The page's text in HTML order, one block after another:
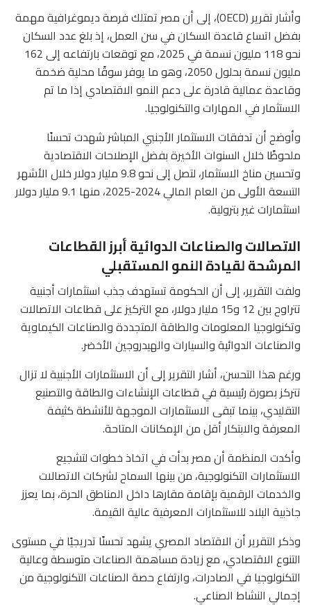
وأشار تقرير (OECD)، إلى أن مصر تمتلك فرصة ديموغرافية مهمة
بفضل اتساع قاعدة السكان في سن العمل، إذ بلغ عدد السكان
نحو 118 مليون نسمة في 2025، مع توقعات بارتفاعه إلى 162
مليون نسمة بحلول 2050، وهو ما يوفر سوقًا محلية ضخمة
وقاعدة عمالية قادرة على دعم النمو الاقتصادي إذا ما تم
الاستثمار في المهارات والتكنولوجيا.
وأوضح أن تدفقات الاستثمار الأجنبي المباشر شهدت تحسنًا
ملحوظًا خلال السنوات الأخيرة بفضل الإصلاحات الاقتصادية
وتحسين مناخ الاستثمار، لتصل إلى نحو 9.8 مليار دولار خلال الأشهر
التسعة الأولى من العام المالي 2024-2025، منها 9.1 مليار دولار
استثمارات غير بترولية.
الاتصالات والصناعات الدوائية أبرز القطاعات
المرشحة لقيادة النمو المستقبلي
ولفت التقرير، إلى أن الحكومة تستهدف جذب استثمارات أجنبية
تتراوح بين 12 و15 مليار دولار، مع التركيز على قطاعات الاتصالات
وتكنولوجيا المعلومات والطاقة المتجددة والصناعات الكيماوية
والصناعات الدوائية والسيارات والهيدروجين الأخضر.
ورغم هذا التحسن، أشار التقرير إلى أن الاستثمارات الأجنبية لا تزال
تتركز بصورة رئيسية في قطاعات الإنشاءات والطاقة والتصنيع
التقليدي، بينما تبقى الاستثمارات الموجهة للأنشطة كثيفة
المعرفة والابتكار أقل من الإمكانات المتاحة.
وأكدت المنظمة أن مصر بدأت في اتخاذ خطوات لتشجيع
الاستثمارات التكنولوجية، من بينها السماح لشركات الاتصالات
والخدمات الرقمية بإقامة مقارها داخل المناطق الحرة، بما يعزز
جاذبية البلاد للاستثمارات المعرفية عالية القيمة.
وذكر التقرير أن الاقتصاد المصري يشهد تحسنًا تدريجيًا في مستوى
التنوع الاقتصادي، مع زيادة مساهمة الصناعات متوسطة وعالية
التكنولوجيا في الصادرات، وارتفاع حصة الصناعات التكنولوجية من
إجمالي النشاط الصناعي.